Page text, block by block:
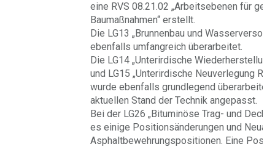
eine RVS 08.21.02 „Arbeitsebenen für
Baumaßnahmen“ erstellt.
Die LG13 „Brunnenbau und
ebenfalls umfangreich überarbeitet.
Die LG14 „Unterirdische Wiederherstellung
und LG15 „Unterirdische Neuverlegung
wurde ebenfalls grundlegend überarbeitet
aktuellen Stand der Technik angepasst.
Bei der LG26 „Bituminöse Trag- und
es einige Positionsänderungen und
Asphaltbewehrungspositionen. Eine